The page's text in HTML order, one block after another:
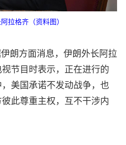
拉格齐（资料图）
朗方面消息，伊朗外长阿拉
节目时表示，正在进行的
美国承诺不发动战争，也
此尊重主权，互不干涉内